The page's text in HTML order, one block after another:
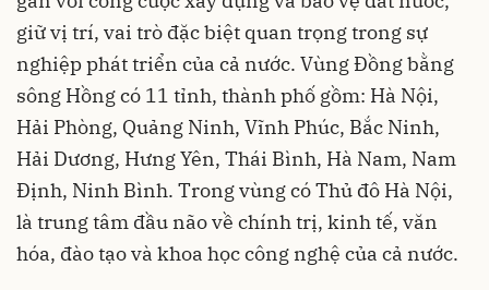
giữ vị trí, vai trò đặc biệt quan trọng trong sự
nghiệp phát triển của cả nước. Vùng Đồng bằng
sông Hồng có 11 tỉnh, thành phố gồm: Hà Nội,
Hải Phòng, Quảng Ninh, Vĩnh Phúc, Bắc Ninh,
Hải Dương, Hưng Yên, Thái Bình, Hà Nam, Nam
Định, Ninh Bình. Trong vùng có Thủ đô Hà Nội,
là trung tâm đầu não về chính trị, kinh tế, văn
hóa, đào tạo và khoa học công nghệ của cả nước.